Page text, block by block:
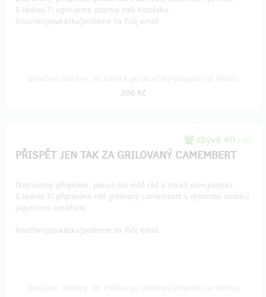
S láskou Ti ugrilujeme zdarma naši klobásku.
Voucher(poukázku)pošleme na Tvůj email.
200 Kč
zbývá 40 z 50
PŘISPĚT JEN TAK ZA GRILOVANÝ CAMEMBERT
Dobrovolný příspěvek, pokud nás máš rád a chceš nám pomoci.
S láskou Ti připravíme náš grilovaný camembert s výbornou domácí
jogurtovou omáčkou.
Voucher(poukázku)pošleme na Tvůj email.